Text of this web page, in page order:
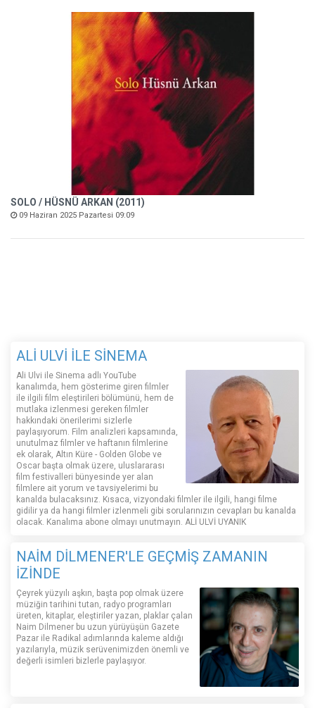
SOLO / HÜSNÜ ARKAN (2011)
09 Haziran 2025 Pazartesi 09:09
ALİ ULVİ İLE SİNEMA
Ali Ulvi ile Sinema adlı YouTube
kanalımda, hem gösterime giren filmler
ile ilgili film eleştirileri bölümünü, hem de
mutlaka izlenmesi gereken filmler
hakkındaki önerilerimi sizlerle
paylaşıyorum. Film analizleri kapsamında,
unutulmaz filmler ve haftanın filmlerine
ek olarak, Altın Küre - Golden Globe ve
Oscar başta olmak üzere, uluslararası
film festivalleri bünyesinde yer alan
filmlere ait yorum ve tavsiyelerimi bu
kanalda bulacaksınız. Kısaca, vizyondaki filmler ile ilgili, hangi filme
gidilir ya da hangi filmler izlenmeli gibi sorularınızın cevapları bu kanalda
olacak. Kanalıma abone olmayı unutmayın. ALİ ULVİ UYANIK
NAİM DİLMENER'LE GEÇMİŞ ZAMANIN
İZİNDE
Çeyrek yüzyılı aşkın, başta pop olmak üzere
müziğin tarihini tutan, radyo programları
üreten, kitaplar, eleştiriler yazan, plaklar çalan
Naim Dilmener bu uzun yürüyüşün Gazete
Pazar ile Radikal adımlarında kaleme aldığı
yazılarıyla, müzik serüvenimizden önemli ve
değerli isimleri bizlerle paylaşıyor.